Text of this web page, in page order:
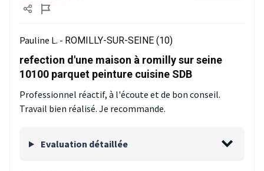
Pauline L. - ROMILLY-SUR-SEINE (10)
refection d'une maison à romilly sur seine
10100 parquet peinture cuisine SDB
Professionnel réactif, à l'écoute et de bon conseil.
Travail bien réalisé. Je recommande.
Evaluation détaillée